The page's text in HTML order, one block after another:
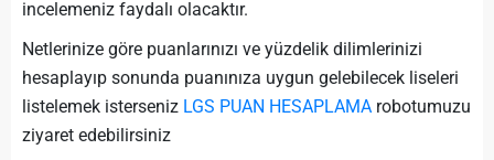
incelemeniz faydalı olacaktır.
Netlerinize göre puanlarınızı ve yüzdelik dilimlerinizi
hesaplayıp sonunda puanınıza uygun gelebilecek liseleri
listelemek isterseniz LGS PUAN HESAPLAMA robotumuzu
ziyaret edebilirsiniz